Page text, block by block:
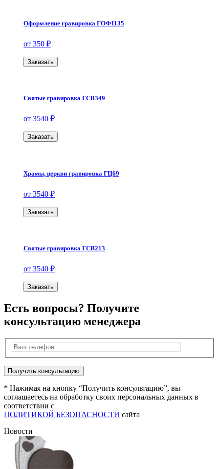
Оформление гравировка ГОФ1135
от 350 ₽
Заказать
Святые гравировка ГСВ349
от 3540 ₽
Заказать
Храмы, церкви гравировка ГЦ69
от 3540 ₽
Заказать
Святые гравировка ГСВ213
от 3540 ₽
Заказать
Есть вопросы? Получите
консультацию менеджера
* Нажимая на кнопку “Получить консультацию”, вы
соглашаетесь на обработку своих персональных данных в
соответствии с
ПОЛИТИКОЙ БЕЗОПАСНОСТИ сайта
Новости